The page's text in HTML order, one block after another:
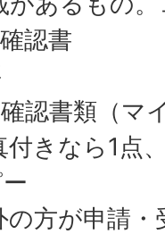
認書
確認書類（
付きなら1点
の方が申請